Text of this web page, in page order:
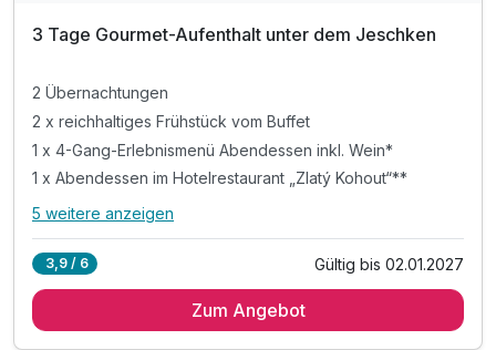
3 Tage Gourmet-Aufenthalt unter dem Jeschken
2 Übernachtungen
2 x reichhaltiges Frühstück vom Buffet
1 x 4-Gang-Erlebnismenü Abendessen inkl. Wein*
1 x Abendessen im Hotelrestaurant „Zlatý Kohout“**
Alle Inklusivleistungen
2 x reichhaltiges Frühstück vom Buffet
5 weitere anzeigen
3,9 / 6 Gültig bis 02.01.2027
Zum Angebot